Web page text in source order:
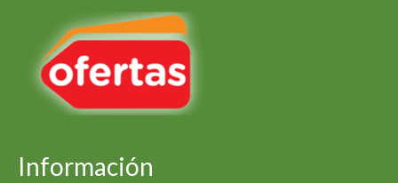
Información